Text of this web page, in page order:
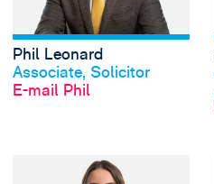
Phil Leonard
Associate, Solicitor
E-mail Phil